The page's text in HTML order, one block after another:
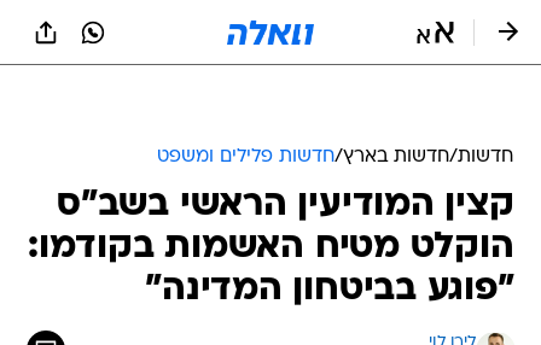
חדשות/חדשות בארץ/חדשות פלילים ומשפט
קצין המודיעין הראשי בשב"ס
הוקלט מטיח האשמות בקודמו:
"פוגע בביטחון המדינה"